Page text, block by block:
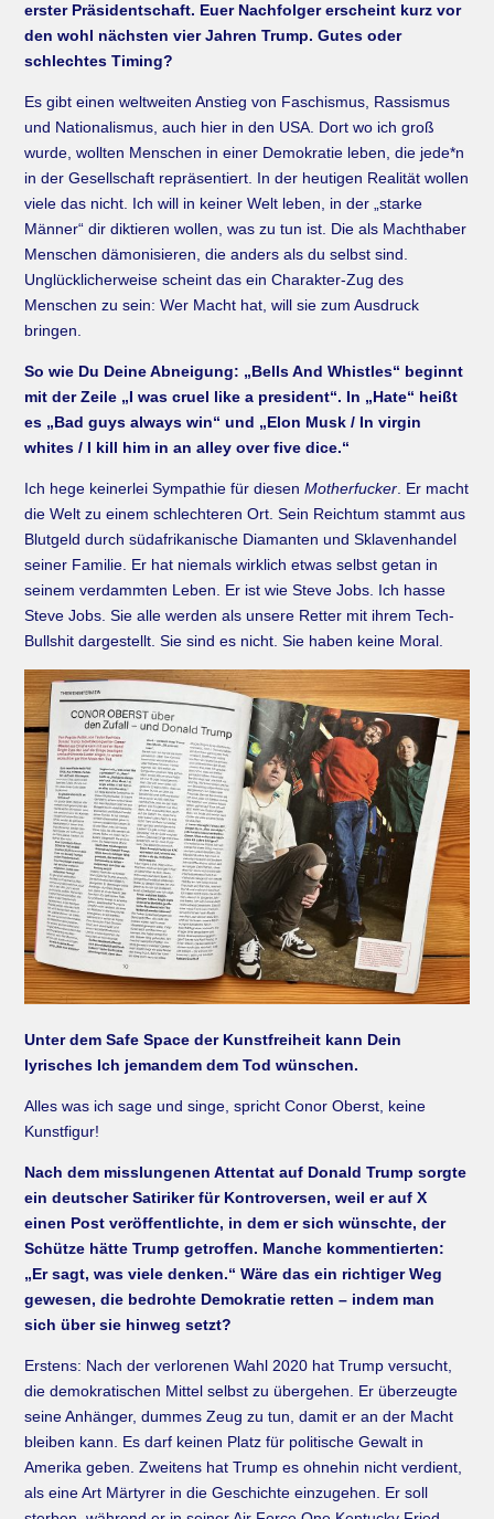
erster Präsidentschaft. Euer Nachfolger erscheint kurz vor
den wohl nächsten vier Jahren Trump. Gutes oder
schlechtes Timing?
Es gibt einen weltweiten Anstieg von Faschismus, Rassismus
und Nationalismus, auch hier in den USA. Dort wo ich groß
wurde, wollten Menschen in einer Demokratie leben, die jede*n
in der Gesellschaft repräsentiert. In der heutigen Realität wollen
viele das nicht. Ich will in keiner Welt leben, in der „starke
Männer“ dir diktieren wollen, was zu tun ist. Die als Machthaber
Menschen dämonisieren, die anders als du selbst sind.
Unglücklicherweise scheint das ein Charakter-Zug des
Menschen zu sein: Wer Macht hat, will sie zum Ausdruck
bringen.
So wie Du Deine Abneigung: „Bells And Whistles“ beginnt
mit der Zeile „I was cruel like a president“. In „Hate“ heißt
es „Bad guys always win“ und „Elon Musk / In virgin
whites / I kill him in an alley over five dice.“
Ich hege keinerlei Sympathie für diesenMotherfucker. Er macht
die Welt zu einem schlechteren Ort. Sein Reichtum stammt aus
Blutgeld durch südafrikanische Diamanten und Sklavenhandel
seiner Familie. Er hat niemals wirklich etwas selbst getan in
seinem verdammten Leben. Er ist wie Steve Jobs. Ich hasse
Steve Jobs. Sie alle werden als unsere Retter mit ihrem Tech-
Bullshit dargestellt. Sie sind es nicht. Sie haben keine Moral.
Unter dem Safe Space der Kunstfreiheit kann Dein
lyrisches Ich jemandem dem Tod wünschen.
Alles was ich sage und singe, spricht Conor Oberst, keine
Kunstfigur!
Nach dem misslungenen Attentat auf Donald Trump sorgte
ein deutscher Satiriker für Kontroversen, weil er auf X
einen Post veröffentlichte, in dem er sich wünschte, der
Schütze hätte Trump getroffen. Manche kommentierten:
„Er sagt, was viele denken.“ Wäre das ein richtiger Weg
gewesen, die bedrohte Demokratie retten – indem man
sich über sie hinweg setzt?
Erstens: Nach der verlorenen Wahl 2020 hat Trump versucht,
die demokratischen Mittel selbst zu übergehen. Er überzeugte
seine Anhänger, dummes Zeug zu tun, damit er an der Macht
bleiben kann. Es darf keinen Platz für politische Gewalt in
Amerika geben. Zweitens hat Trump es ohnehin nicht verdient,
als eine Art Märtyrer in die Geschichte einzugehen. Er soll